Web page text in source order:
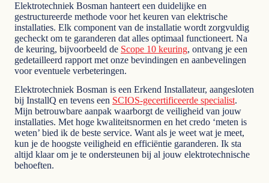
Elektrotechniek Bosman hanteert een duidelijke en
gestructureerde methode voor het keuren van elektrische
installaties. Elk component van de installatie wordt zorgvuldig
gecheckt om te garanderen dat alles optimaal functioneert. Na
de keuring, bijvoorbeeld de Scope 10 keuring, ontvang je een
gedetailleerd rapport met onze bevindingen en aanbevelingen
voor eventuele verbeteringen.
Elektrotechniek Bosman is een Erkend Installateur, aangesloten
bij InstallQ en tevens een SCIOS-gecertificeerde specialist.
Mijn betrouwbare aanpak waarborgt de veiligheid van jouw
installaties. Met hoge kwaliteitsnormen en het credo ‘meten is
weten’ bied ik de beste service. Want als je weet wat je meet,
kun je de hoogste veiligheid en efficiëntie garanderen. Ik sta
altijd klaar om je te ondersteunen bij al jouw elektrotechnische
behoeften.